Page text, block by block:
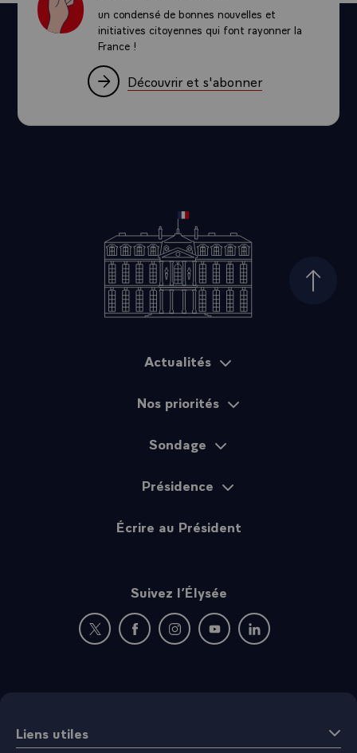
un condensé de bonnes nouvelles et
initiatives citoyennes qui font rayonner la
France !
Découvrir et s'abonner
Haut
Actualités
Nos priorités
Sondage
Présidence
Écrire au Président
Suivez l’Élysée
Nouvelle fenêtre : rejoignez-nous sur Twitter
Nouvelle fenêtre : rejoignez-nous sur
Nouvelle fenêtre : rejoignez-nous
Nouvelle fenêtre :
Nouvelle fenêtre :
Liens utiles